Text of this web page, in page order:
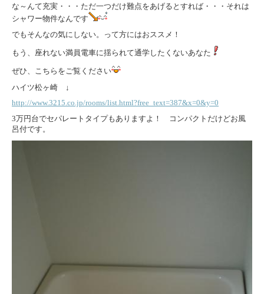
な～んて充実・・・ただ一つだけ難点をあげるとすれば・・・それは
シャワー物件なんです
でもそんなの気にしない。って方にはおススメ！
もう、座れない満員電車に揺られて通学したくないあなた
ぜひ、こちらをご覧ください
ハイツ松ヶ崎 ↓
http://www.3215.co.jp/rooms/list.html?free_text=387&x=0&y=0
3万円台でセパレートタイプもありますよ！ コンパクトだけどお風
呂付です。